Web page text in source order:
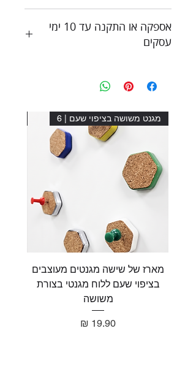
אספקה או התקנה עד 10 ימי
עסקים
מגנט משושה בציפוי שעם | 6
מארז של שישה מגנטים מעוצבים
בציפוי שעם ללוח מגנטי בצורת
משושה
מחיר